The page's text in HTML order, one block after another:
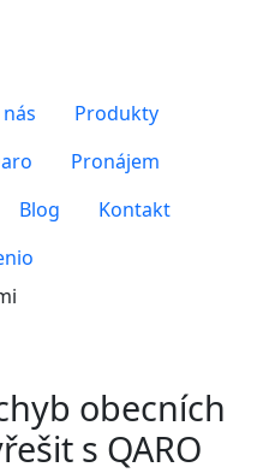
Produkty
Pronájem
Blog
Kontakt
obecních
s QARO